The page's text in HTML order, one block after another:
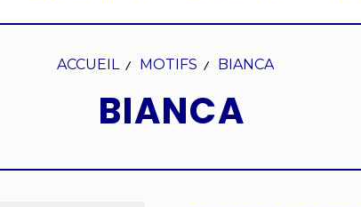
ACCUEIL MOTIFS BIANCA
BIANCA